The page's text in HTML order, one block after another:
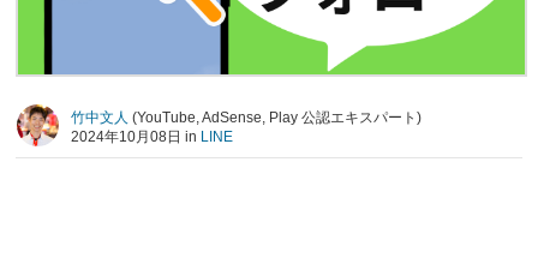
竹中文人 (YouTube, AdSense, Play 公認エキスパート)
2024年10月08日 in LINE